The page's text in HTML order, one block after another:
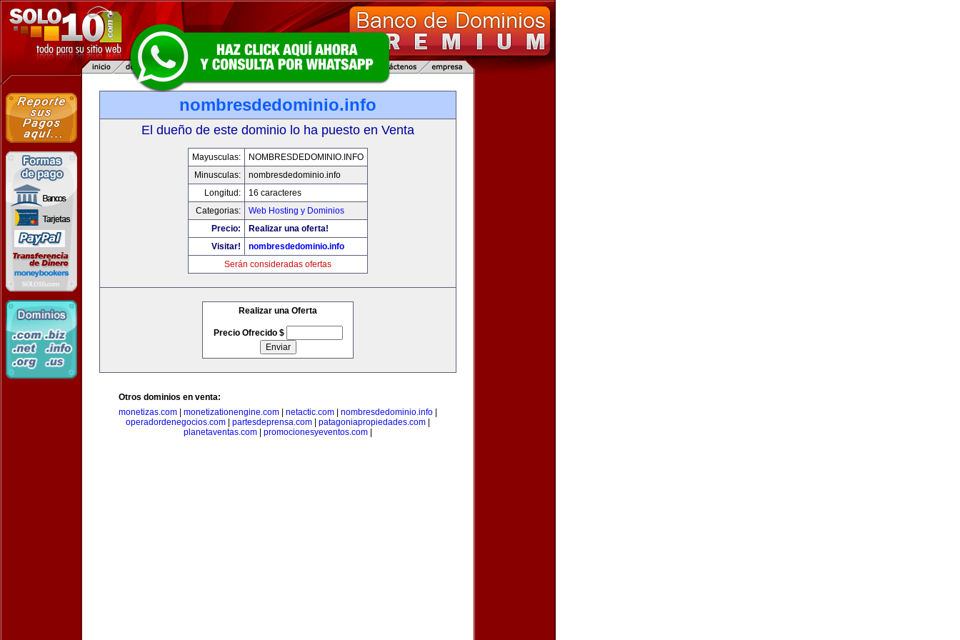
nombresdedominio.info
El dueño de este dominio lo ha puesto en Venta
Mayusculas:
NOMBRESDEDOMINIO.INFO
Minusculas:
nombresdedominio.info
Longitud:
16 caracteres
Categorias:
Web Hosting y Dominios
Precio:
Realizar una oferta!
Visitar!
nombresdedominio.info
Serán consideradas ofertas
Realizar una Oferta
Precio Ofrecido $
Otros dominios en venta:
monetizas.com
monetizationengine.com netactic.com nombresdedominio.info
operadordenegocios.com
partesdeprensa.com patagoniapropiedades.com
planetaventas.com
promocionesyeventos.com